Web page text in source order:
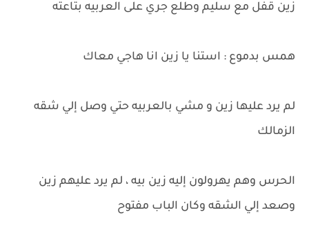
زين قفل مع سليم وطلع جري على العربيه بتاعته
همس بدموع : استنا يا زين انا هاجي معاك
لم يرد عليها زين و مشي بالعربيه حتي وصل إلي شقه
الزمالك
الحرس وهم يهرولون إليه زين بيه ، لم يرد عليهم زين
وصعد إلي الشقه وكان الباب مفتوح